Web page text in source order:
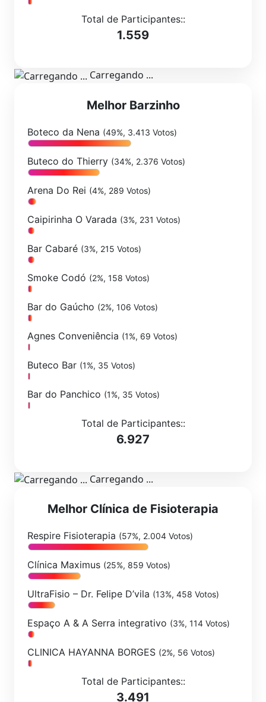
Total de Participantes::
1.559
Carregando ...
Melhor Barzinho
Boteco da Nena (49%, 3.413 Votos)
Buteco do Thierry (34%, 2.376 Votos)
Arena Do Rei (4%, 289 Votos)
Caipirinha O Varada (3%, 231 Votos)
Bar Cabaré (3%, 215 Votos)
Smoke Codó (2%, 158 Votos)
Bar do Gaúcho (2%, 106 Votos)
Agnes Conveniência (1%, 69 Votos)
Buteco Bar (1%, 35 Votos)
Bar do Panchico (1%, 35 Votos)
Total de Participantes::
6.927
Carregando ...
Melhor Clínica de Fisioterapia
Respire Fisioterapia (57%, 2.004 Votos)
Clínica Maximus (25%, 859 Votos)
UltraFisio – Dr. Felipe D’vila (13%, 458 Votos)
Espaço A & A Serra integrativo (3%, 114 Votos)
CLINICA HAYANNA BORGES (2%, 56 Votos)
Total de Participantes::
3.491